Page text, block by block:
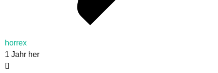
horrex
1 Jahr her